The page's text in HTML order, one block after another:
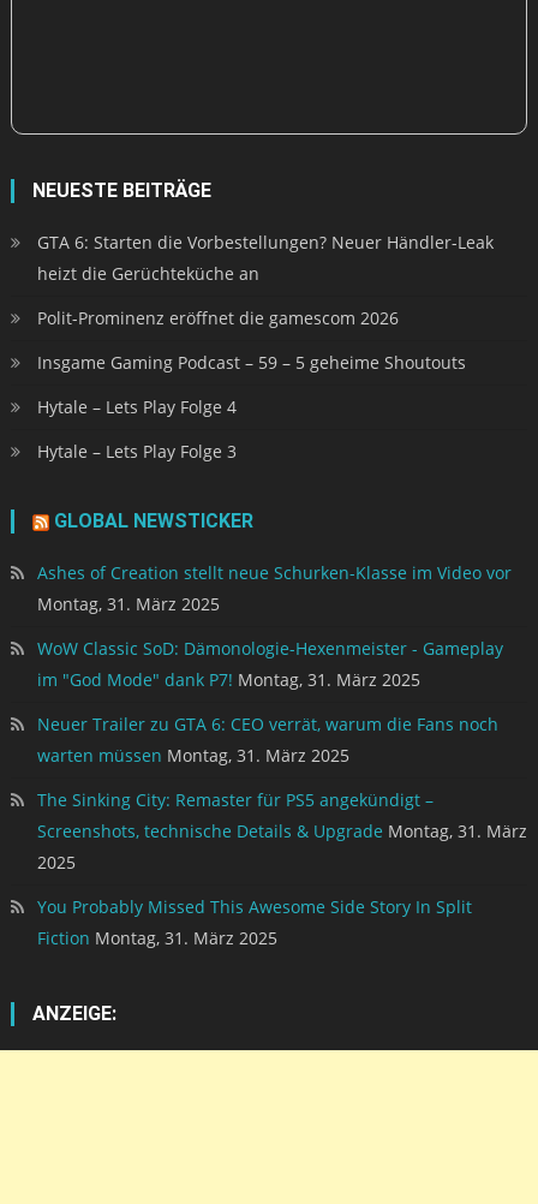
NEUESTE BEITRÄGE
GTA 6: Starten die Vorbestellungen? Neuer Händler-Leak
heizt die Gerüchteküche an
Polit-Prominenz eröffnet die gamescom 2026
Insgame Gaming Podcast – 59 – 5 geheime Shoutouts
Hytale – Lets Play Folge 4
Hytale – Lets Play Folge 3
GLOBAL NEWSTICKER
Ashes of Creation stellt neue Schurken-Klasse im Video vor
Montag, 31. März 2025
WoW Classic SoD: Dämonologie-Hexenmeister - Gameplay
im "God Mode" dank P7! Montag, 31. März 2025
Neuer Trailer zu GTA 6: CEO verrät, warum die Fans noch
warten müssen Montag, 31. März 2025
The Sinking City: Remaster für PS5 angekündigt –
Screenshots, technische Details & Upgrade Montag, 31. März
2025
You Probably Missed This Awesome Side Story In Split
Fiction Montag, 31. März 2025
ANZEIGE: